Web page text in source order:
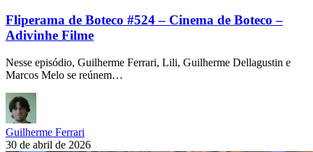
Fliperama de Boteco #524 – Cinema de Boteco –
Adivinhe Filme
Nesse episódio, Guilherme Ferrari, Lili, Guilherme Dellagustin e
Marcos Melo se reúnem…
Guilherme Ferrari
30 de abril de 2026